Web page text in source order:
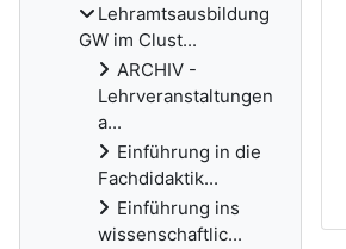
Lehramtsausbildung
GW im Clust...
ARCHIV -
Lehrveranstaltungen
a...
Einführung in die
Fachdidaktik...
Einführung ins
wissenschaftlic...